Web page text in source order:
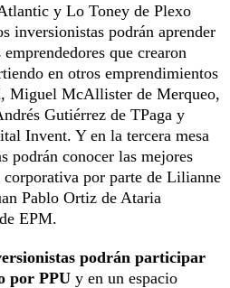
y Lo Toney de Plexo
inversionistas podrán aprender
que crearon
en otros emprendimientos
Miguel McAllister de Merqueo,
Gutiérrez de TPaga y
Invent. Y en la tercera mesa
podrán conocer las mejores
por parte de Lilianne
Pablo Ortiz de Ataria
EPM.
podrán participar
por PPU y en un espacio